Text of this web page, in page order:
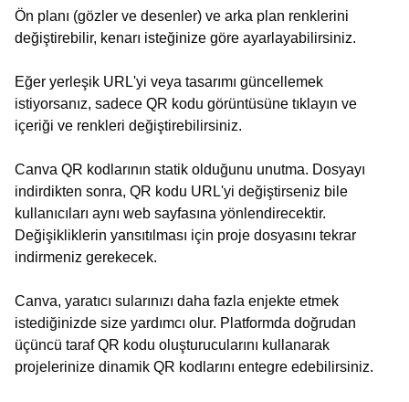
Ön planı (gözler ve desenler) ve arka plan renklerini
değiştirebilir, kenarı isteğinize göre ayarlayabilirsiniz.
Eğer yerleşik URL'yi veya tasarımı güncellemek
istiyorsanız, sadece QR kodu görüntüsüne tıklayın ve
içeriği ve renkleri değiştirebilirsiniz.
Canva QR kodlarının statik olduğunu unutma. Dosyayı
indirdikten sonra, QR kodu URL'yi değiştirseniz bile
kullanıcıları aynı web sayfasına yönlendirecektir.
Değişikliklerin yansıtılması için proje dosyasını tekrar
indirmeniz gerekecek.
Canva, yaratıcı sularınızı daha fazla enjekte etmek
istediğinizde size yardımcı olur. Platformda doğrudan
üçüncü taraf QR kodu oluşturucularını kullanarak
projelerinize dinamik QR kodlarını entegre edebilirsiniz.